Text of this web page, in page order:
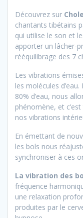
Découvrez sur
chantants tibétains
qui utilise le son et
apporter un lâcher-
rééquilibrage des 7
Les vibrations
les molécules
80% d’eau, nous
phénomène, et
nos vibrations
En émettant de
les bols nous
synchroniser à ces
La vibration des
fréquence
une relaxation
produites par le